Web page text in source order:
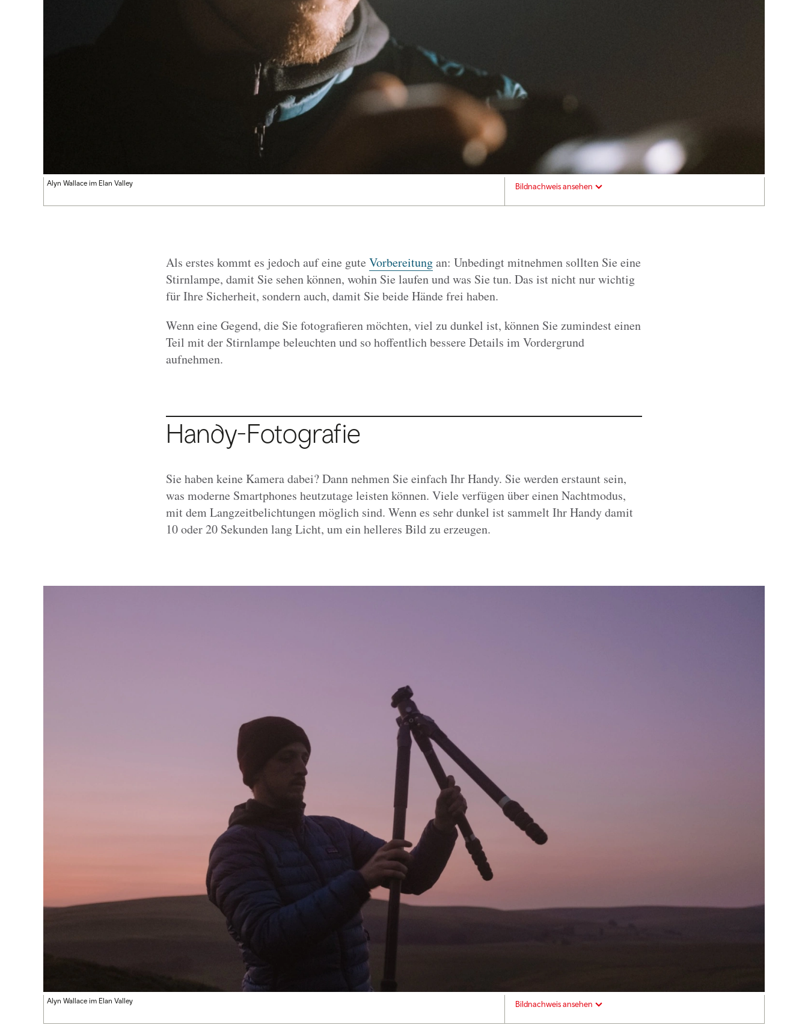
Alyn Wallace im Elan Valley Bildnachweis ansehen
Als erstes kommt es jedoch auf eine gute Vorbereitungan: Unbedingt mitnehmen sollten Sie eine
Stirnlampe, damit Sie sehen können, wohin Sie laufen und was Sie tun. Das ist nicht nur wichtig
für Ihre Sicherheit, sondern auch, damit Sie beide Hände frei haben.
Wenn eine Gegend, die Sie fotografieren möchten, viel zu dunkel ist, können Sie zumindest einen
Teil mit der Stirnlampe beleuchten und so hoffentlich bessere Details im Vordergrund
aufnehmen.
Handy-Fotografie
Sie haben keine Kamera dabei? Dann nehmen Sie einfach Ihr Handy. Sie werden erstaunt sein,
was moderne Smartphones heutzutage leisten können. Viele verfügen über einen Nachtmodus,
mit dem Langzeitbelichtungen möglich sind. Wenn es sehr dunkel ist sammelt Ihr Handy damit
10 oder 20 Sekunden lang Licht, um ein helleres Bild zu erzeugen.
Alyn Wallace im Elan Valley Bildnachweis ansehen